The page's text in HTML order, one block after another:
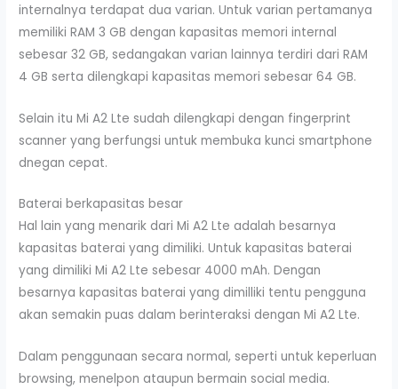
internalnya terdapat dua varian. Untuk varian pertamanya
memiliki RAM 3 GB dengan kapasitas memori internal
sebesar 32 GB, sedangakan varian lainnya terdiri dari RAM
4 GB serta dilengkapi kapasitas memori sebesar 64 GB.
Selain itu Mi A2 Lte sudah dilengkapi dengan fingerprint
scanner yang berfungsi untuk membuka kunci smartphone
dnegan cepat.
Baterai berkapasitas besar
Hal lain yang menarik dari Mi A2 Lte adalah besarnya
kapasitas baterai yang dimiliki. Untuk kapasitas baterai
yang dimiliki Mi A2 Lte sebesar 4000 mAh. Dengan
besarnya kapasitas baterai yang dimilliki tentu pengguna
akan semakin puas dalam berinteraksi dengan Mi A2 Lte.
Dalam penggunaan secara normal, seperti untuk keperluan
browsing, menelpon ataupun bermain social media.